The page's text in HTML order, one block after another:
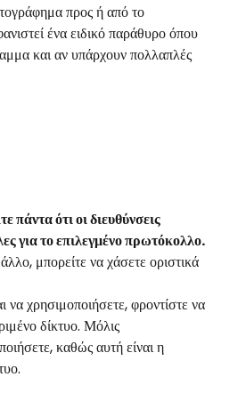
προς ή από το
ένα ειδικό παράθυρο όπου
και αν υπάρχουν πολλαπλές
πάντα ότι οι διευθύνσεις
για το επιλεγμένο πρωτόκολλο.
μπορείτε να χάσετε οριστικά
να χρησιμοποιήσετε, φροντίστε να
δίκτυο. Μόλις
καθώς αυτή είναι η